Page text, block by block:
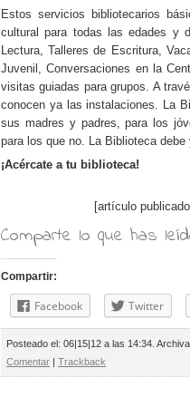
Estos servicios bibliotecarios
cultural para todas las edades y
Lectura, Talleres de Escritura,
Juvenil, Conversaciones en la
visitas guiadas para grupos. A
conocen ya las instalaciones. La
sus madres y padres, para los
para los que no. La Biblioteca
¡Acércate a tu biblioteca!
[artículo
Comparte lo que has
Compartir:
Facebook Twitter
Posteado el: 06|15|12 a las 14:34.
Comentar
Trackback